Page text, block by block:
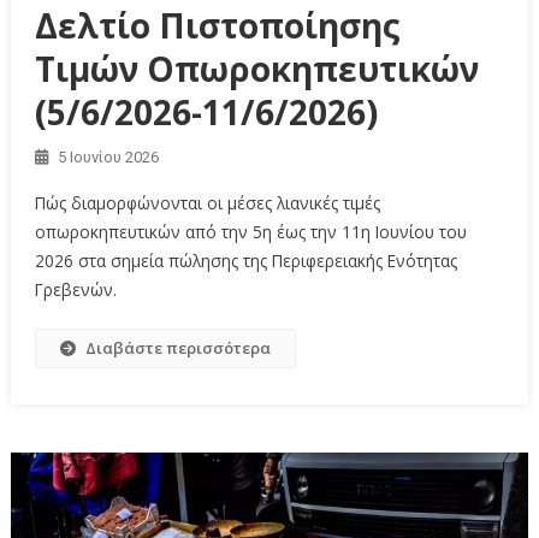
Δελτίο Πιστοποίησης
Τιμών Οπωροκηπευτικών
(5/6/2026-11/6/2026)
5 Ιουνίου 2026
Πώς διαμορφώνονται οι μέσες λιανικές τιμές
οπωροκηπευτικών από την 5η έως την 11η Ιουνίου του
2026 στα σημεία πώλησης της Περιφερειακής Ενότητας
Γρεβενών.
Διαβάστε περισσότερα